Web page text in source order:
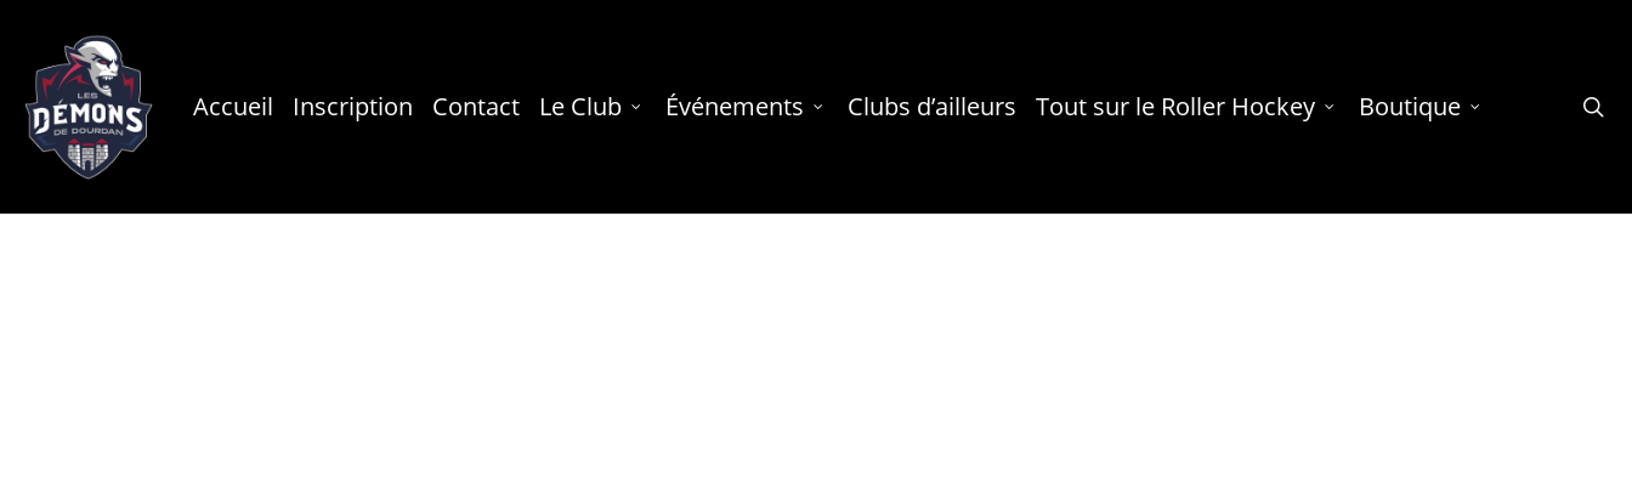
main
content
Accueil Inscription Contact Le Club Événements Clubs d’ailleurs Tout sur le Roller Hockey Boutique